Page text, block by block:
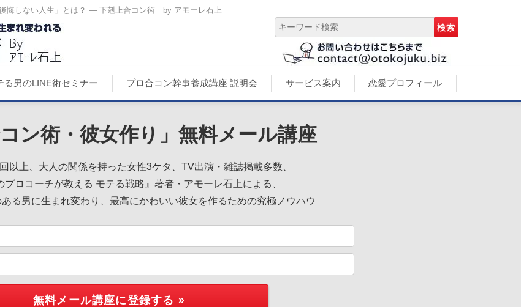
悔しない人生」とは？ ― 下剋上合コン術｜by アモーレ石上
る男のLINE術セミナー プロ合コン幹事養成講座 説明会 サービス案内 恋愛プロフィール
コン術・彼女作り」無料メール講座
以上、大人の関係を持った女性3ケタ、TV出演・雑誌掲載多数、
プロコーチが教える モテる戦略』著者・アモーレ石上による、
る男に生まれ変わり、最高にかわいい彼女を作るための究極ノウハウ